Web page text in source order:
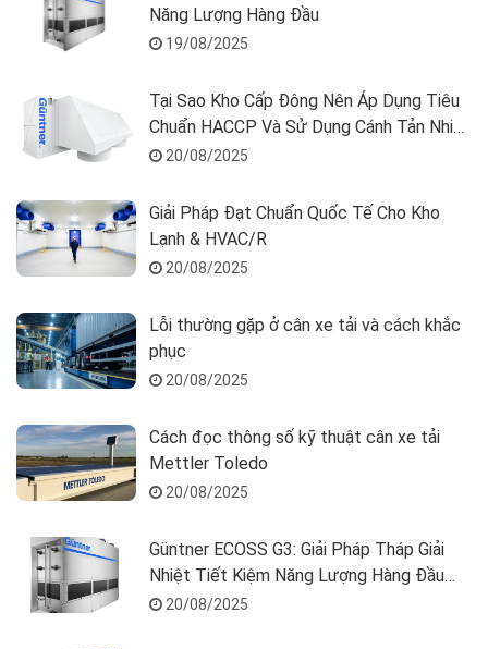
Năng Lượng Hàng Đầu
19/08/2025
Tại Sao Kho Cấp Đông Nên Áp Dụng Tiêu
Chuẩn HACCP Và Sử Dụng Cánh Tản Nhiệt
Fins AlMg?
20/08/2025
Giải Pháp Đạt Chuẩn Quốc Tế Cho Kho
Lạnh & HVAC/R
20/08/2025
Lỗi thường gặp ở cân xe tải và cách khắc
phục
20/08/2025
Cách đọc thông số kỹ thuật cân xe tải
Mettler Toledo
20/08/2025
Güntner ECOSS G3: Giải Pháp Tháp Giải
Nhiệt Tiết Kiệm Năng Lượng Hàng Đầu
Cho Kho Lạnh & Công Nghiệp Tại Việt Nam
20/08/2025